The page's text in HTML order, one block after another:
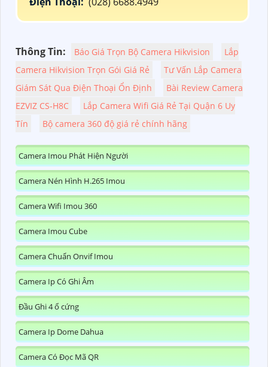
Thông Tin: Báo Giá Trọn Bộ Camera Hikvision
Lắp
Camera Hikvision Trọn Gói Giá Rẻ
Tư Vấn Lắp Camera
Giám Sát Qua Điện Thoại Ổn Định
Bài Review Camera
EZVIZ CS-H8C
Lắp Camera Wifi Giá Rẻ Tại Quận 6 Uy
Tín
Bộ camera 360 độ giá rẻ chính hãng
Camera Imou Phát Hiện Người
Camera Nén Hình H.265 Imou
Camera Wifi Imou 360
Camera Imou Cube
Camera Chuẩn Onvif Imou
Camera Ip Có Ghi Âm
Đầu Ghi 4 ổ cứng
Camera Ip Dome Dahua
Camera Có Đọc Mã QR